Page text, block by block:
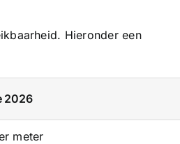
Hieronder een
2026
meter